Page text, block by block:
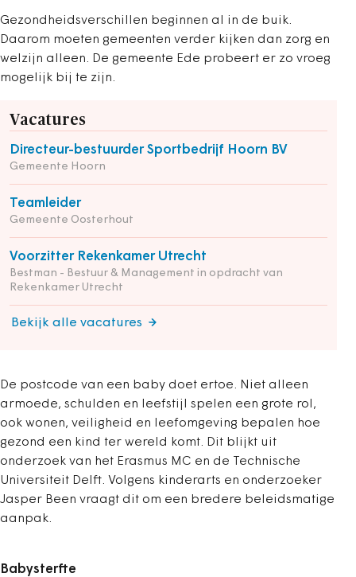
Gezondheidsverschillen beginnen al in de buik.
Daarom moeten gemeenten verder kijken dan zorg en
welzijn alleen. De gemeente Ede probeert er zo vroeg
mogelijk bij te zijn.
Vacatures
Directeur-bestuurder Sportbedrijf Hoorn BV
Gemeente Hoorn
Teamleider
Gemeente Oosterhout
Voorzitter Rekenkamer Utrecht
Bestman - Bestuur & Management in opdracht van
Rekenkamer Utrecht
Bekijk alle vacatures
De postcode van een baby doet ertoe. Niet alleen
armoede, schulden en leefstijl spelen een grote rol,
ook wonen, veiligheid en leefomgeving bepalen hoe
gezond een kind ter wereld komt. Dit blijkt uit
onderzoek van het Erasmus MC en de Technische
Universiteit Delft. Volgens kinderarts en onderzoeker
Jasper Been vraagt dit om een bredere beleidsmatige
aanpak.
Babysterfte